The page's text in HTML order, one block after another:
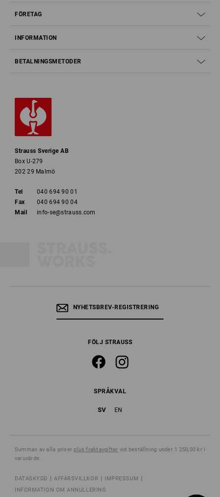
FÖRETAG
INFORMATION
BETALNINGSMETODER
Strauss Sverige AB
Box U-279
202 29 Malmö
Tel
040 694 90 01
Fax
040 694 90 04
Mail
info-se@strauss.com
NYHETSBREV-REGISTRERING
FÖLJ STRAUSS
SPRÅKVAL
SV EN
Summan av alla priser plus fraktavgifter vid beställning under 1 250,00 kr i
varuvärde.
DATASKYDD AFFÄRSVILLKOR
IMPRESSUM
INFORMATION OM ANNULLERING